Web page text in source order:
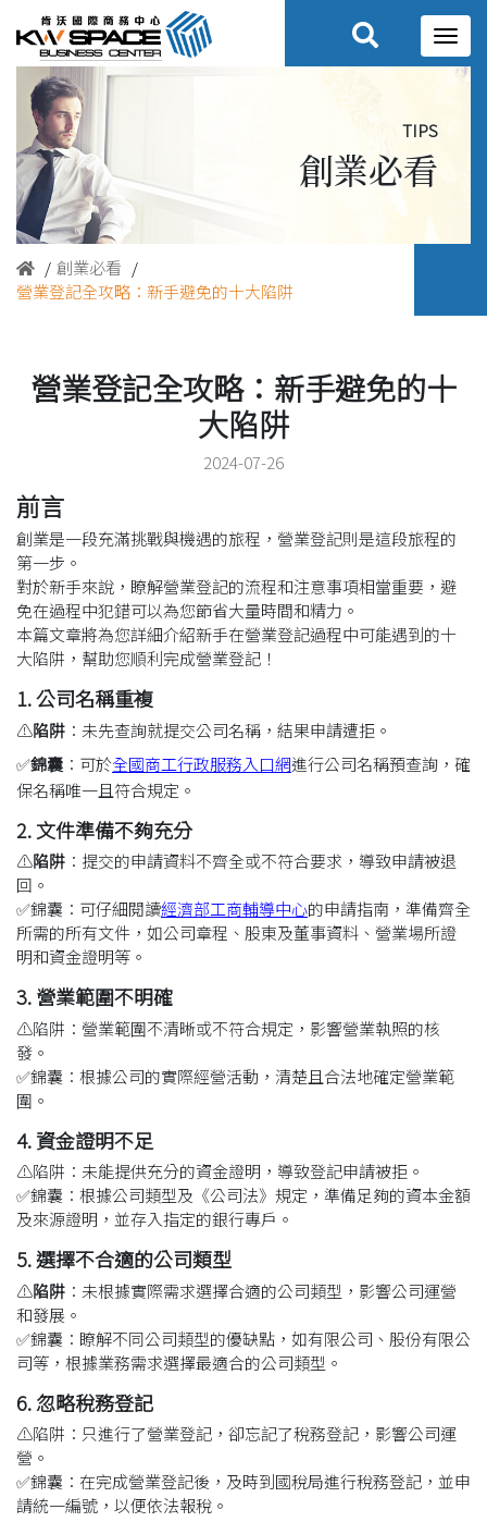
tips
創業必看
創業必看
營業登記全攻略：新手避免的十大陷阱
營業登記全攻略：新手避免的十
大陷阱
2024-07-26
前言
創業是一段充滿挑戰與機遇的旅程，營業登記則是這段旅程的
第一步。
對於新手來說，瞭解營業登記的流程和注意事項相當重要，避
免在過程中犯錯可以為您節省大量時間和精力。
本篇文章將為您詳細介紹新手在營業登記過程中可能遇到的十
大陷阱，幫助您順利完成營業登記！
1. 公司名稱重複
⚠️陷阱 ：未先查詢就提交公司名稱，結果申請遭拒。
✅錦囊 ：可於全國商工行政服務入口網進行公司名稱預查詢，確
保名稱唯一且符合規定。
2. 文件準備不夠充分
⚠️陷阱 ：提交的申請資料不齊全或不符合要求，導致申請被退
回。
✅錦囊 ：可仔細閱讀經濟部工商輔導中心的申請指南，準備齊全
所需的所有文件，如公司章程、股東及董事資料、營業場所證
明和資金證明等。
3. 營業範圍不明確
⚠️陷阱 ：營業範圍不清晰或不符合規定，影響營業執照的核
發。
✅錦囊 ：根據公司的實際經營活動，清楚且合法地確定營業範
圍。
4. 資金證明不足
⚠️陷阱 ：未能提供充分的資金證明，導致登記申請被拒。
✅錦囊 ：根據公司類型及《公司法》規定，準備足夠的資本金額
及來源證明，並存入指定的銀行專戶。
5. 選擇不合適的公司類型
⚠️陷阱 ：未根據實際需求選擇合適的公司類型，影響公司運營
和發展。
✅錦囊 ： 瞭解不同公司類型的優缺點，如有限公司、股份有限公
司等，根據業務需求選擇最適合的公司類型。
6. 忽略稅務登記
⚠️陷阱 ：只進行了營業登記，卻忘記了稅務登記，影響公司運
營。
✅錦囊 ： 在完成營業登記後，及時到國稅局進行稅務登記，並申
請統一編號，以便依法報稅。